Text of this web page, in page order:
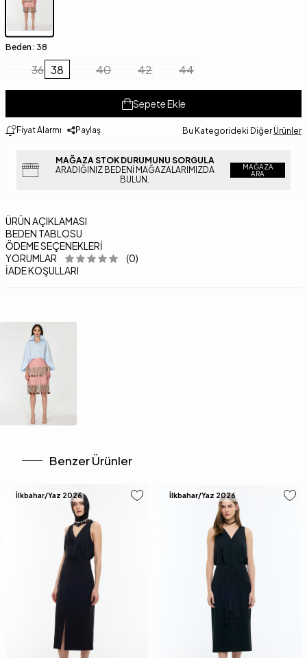
Beden : 38
36 38 40 42 44
Sepete Ekle
Fiyat Alarmı Paylaş Bu Kategorideki Diğer Ürünler
MAĞAZA STOK DURUMUNU SORGULA
ARADIĞINIZ BEDENI MAĞAZALARIMIZDA
BULUN.
MAĞAZA
ARA
ÜRÜN AÇIKLAMASI
BEDEN TABLOSU
ÖDEME SEÇENEKLERI
YORUMLAR
(0)
İADE KOŞULLARI
Benzer Ürünler
İlkbahar/Yaz 2026 İlkbahar/Yaz 2026